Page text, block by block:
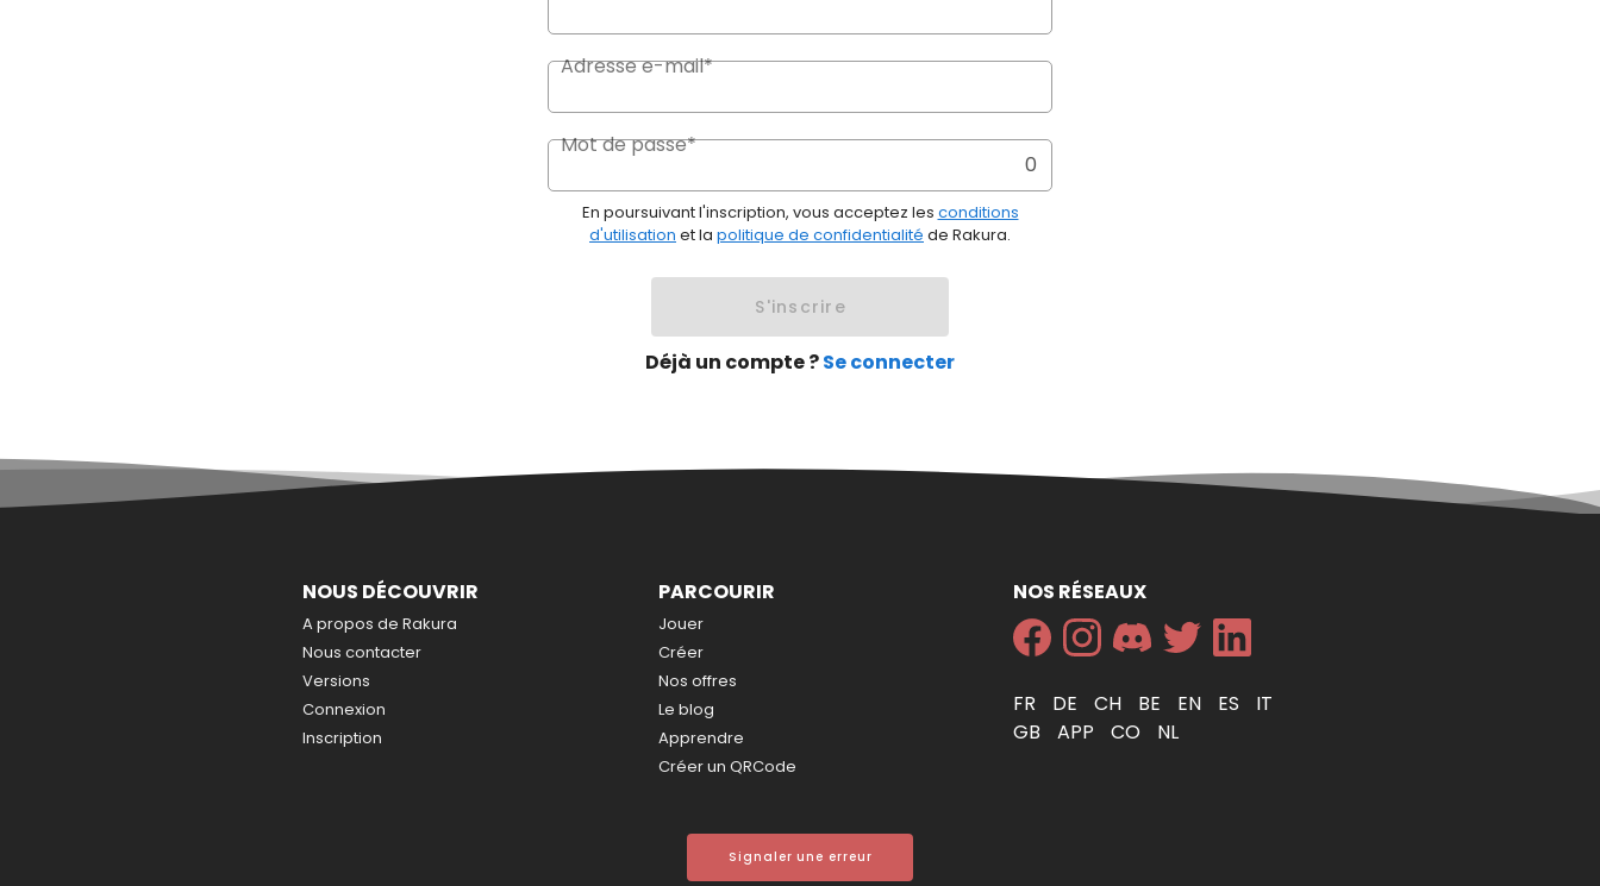
Adresse e-mail*
Mot de passe*
0
En poursuivant l'inscription, vous acceptez les conditions
d'utilisation et la politique de confidentialité de Rakura.
S'inscrire
Déjà un compte ?Se connecter
NOUS DÉCOUVRIR
A propos de Rakura
Nous contacter
Versions
Connexion
Inscription
PARCOURIR
Jouer
Créer
Nos offres
Le blog
Apprendre
Créer un QRCode
NOS RÉSEAUX
FR DE CH BE EN ES
IT
GB
APP CO NL
Signaler une erreur